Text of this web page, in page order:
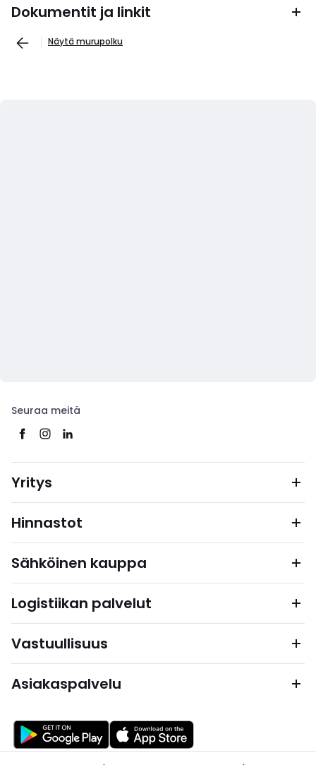
Dokumentit ja linkit
Näytä murupolku
Seuraa meitä
Yritys
Hinnastot
Sähköinen kauppa
Logistiikan palvelut
Vastuullisuus
Asiakaspalvelu